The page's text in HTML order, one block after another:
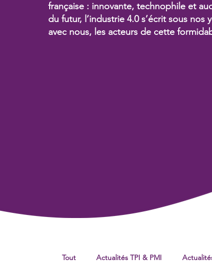
française : innovante, technophile et
du futur, l’industrie 4.0 s’écrit sous nos
avec nous, les acteurs de cette
Tout Actualités TPI & PMI